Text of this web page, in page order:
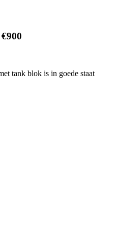
€900
tank blok is in goede staat